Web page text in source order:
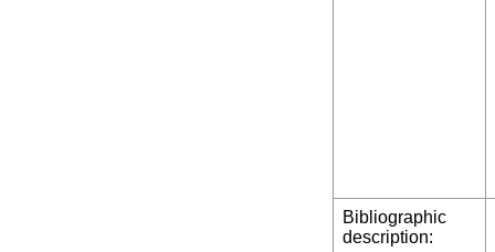
Bibliographic
description: